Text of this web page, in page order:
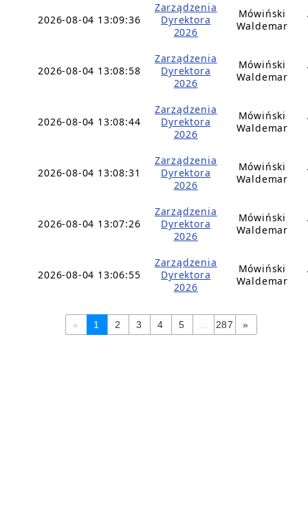
2026-08-04 13:09:36
Zarządzenia
Dyrektora
2026
Mówiński
Waldemar
2026-08-04 13:08:58
Zarządzenia
Dyrektora
2026
Mówiński
Waldemar
2026-08-04 13:08:44
Zarządzenia
Dyrektora
2026
Mówiński
Waldemar
2026-08-04 13:08:31
Zarządzenia
Dyrektora
2026
Mówiński
Waldemar
2026-08-04 13:07:26
Zarządzenia
Dyrektora
2026
Mówiński
Waldemar
2026-08-04 13:06:55
Zarządzenia
Dyrektora
2026
Mówiński
Waldemar
« 1 2 3 4 5 287 »